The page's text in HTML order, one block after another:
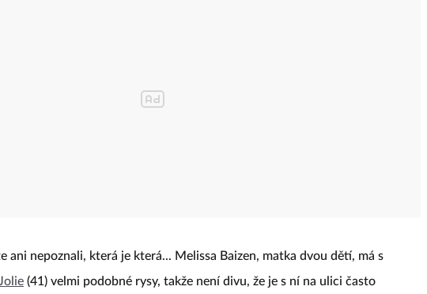
ani nepoznali, která je která... Melissa Baizen, matka dvou dětí, má s
(41) velmi podobné rysy, takže není divu, že je s ní na ulici často